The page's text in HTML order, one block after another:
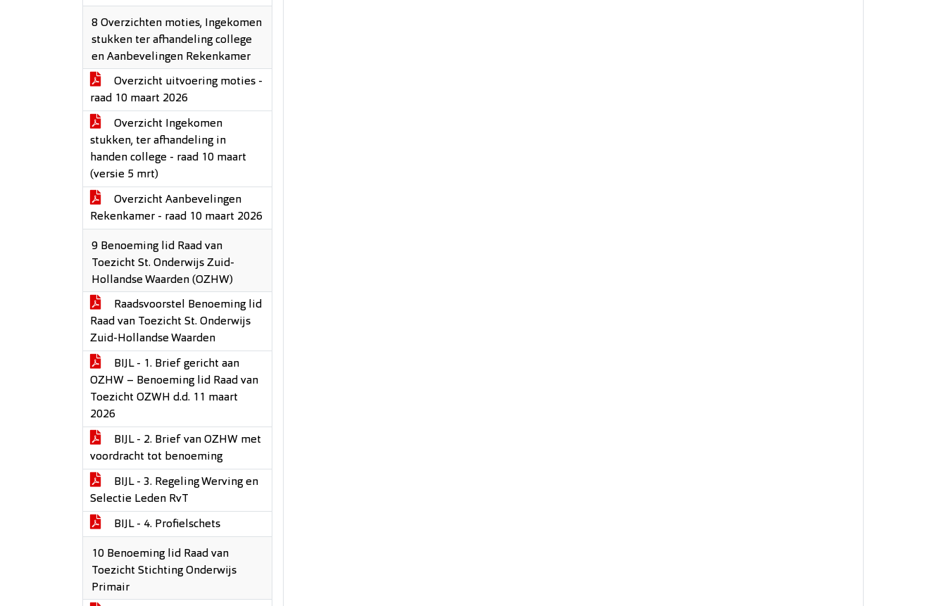
8 Overzichten moties, Ingekomen
stukken ter afhandeling college
en Aanbevelingen Rekenkamer
Overzicht uitvoering moties -
raad 10 maart 2026
Overzicht Ingekomen
stukken, ter afhandeling in
handen college - raad 10 maart
(versie 5 mrt)
Overzicht Aanbevelingen
Rekenkamer - raad 10 maart 2026
9 Benoeming lid Raad van
Toezicht St. Onderwijs Zuid-
Hollandse Waarden (OZHW)
Raadsvoorstel Benoeming lid
Raad van Toezicht St. Onderwijs
Zuid-Hollandse Waarden
BIJL - 1. Brief gericht aan
OZHW – Benoeming lid Raad van
Toezicht OZWH d.d. 11 maart
2026
BIJL - 2. Brief van OZHW met
voordracht tot benoeming
BIJL - 3. Regeling Werving en
Selectie Leden RvT
BIJL - 4. Profielschets
10 Benoeming lid Raad van
Toezicht Stichting Onderwijs
Primair